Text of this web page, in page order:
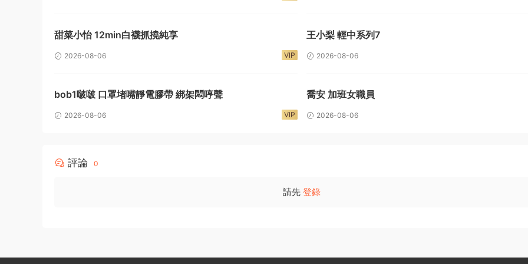
甜菜小怡 12min白襪抓撓純享
2026-08-06 VIP
王小梨 輕中系列7
2026-08-06
bob1啵啵 口罩堵嘴靜電膠帶 綁架悶哼聲
2026-08-06 VIP
喬安 加班女職員
2026-08-06
評論 0
請先 登錄